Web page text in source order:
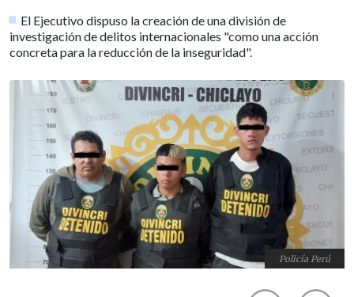
El Ejecutivo dispuso la creación de una división de
investigación de delitos internacionales "como una acción
concreta para la reducción de la inseguridad".
Policía Perú